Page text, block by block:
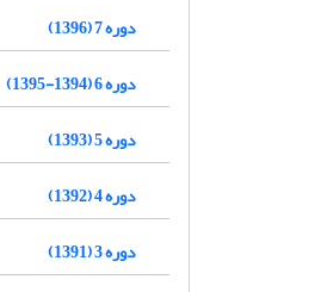
دوره 7 (1396)
دوره 6 (1394-1395)
دوره 5 (1393)
دوره 4 (1392)
دوره 3 (1391)